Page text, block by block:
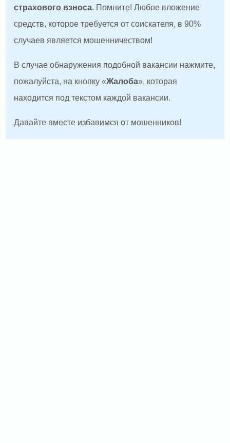
страхового взноса. Помните! Любое вложение
средств, которое требуется от соискателя, в 90%
случаев является мошенничеством!
В случае обнаружения подобной вакансии нажмите,
пожалуйста, на кнопку «Жалоба», которая
находится под текстом каждой вакансии.
Давайте вместе избавимся от мошенников!